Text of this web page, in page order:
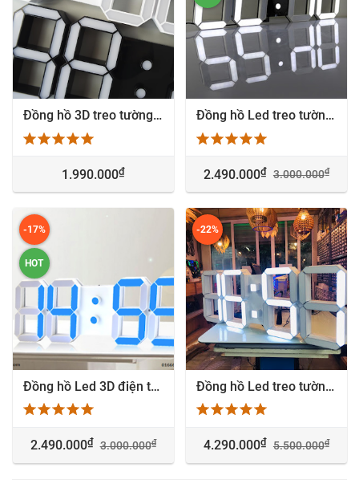
Đồng hồ 3D treo tường led - Phòng khách sang trọng
1.990.000₫
Đồng hồ Led treo tường 3D cao cấp trang trí nhà đẹp
2.490.000₫ 3.000.000₫
-17%
HOT
Đồng hồ Led 3D điện tử treo tường phòng GYM
2.490.000₫ 3.000.000₫
-22%
Đồng hồ Led treo tường 3D Big Clock sản xuất theo yêu cầu
4.290.000₫ 5.500.000₫